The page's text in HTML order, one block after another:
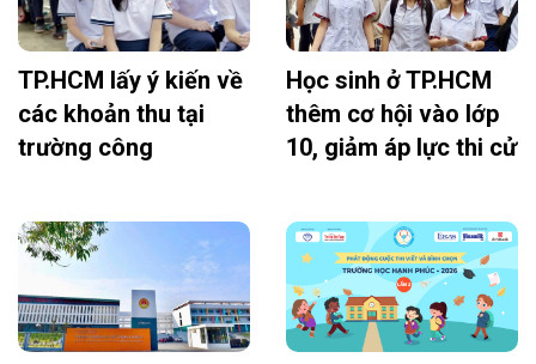
TP.HCM lấy ý kiến về
các khoản thu tại
trường công
Học sinh ở TP.HCM
thêm cơ hội vào lớp
10, giảm áp lực thi cử